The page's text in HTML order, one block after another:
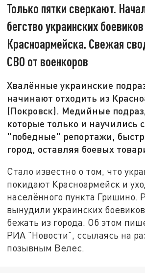
Только пятки сверкают.
бегство украинских
Красноармейска. Свежая
СВО от военкоров
Хвалённые украинские
начинают отходить из
(Покровск). Медийные
которые только и научились
"победные" репортажи,
город, оставляя боевых
Стало известно о том, что
покидают Красноармейск и
населённого пункта Гришино.
вынудили украинских
бежать из города. Об этом
РИА "Новости", ссылаясь на
позывным Велес.